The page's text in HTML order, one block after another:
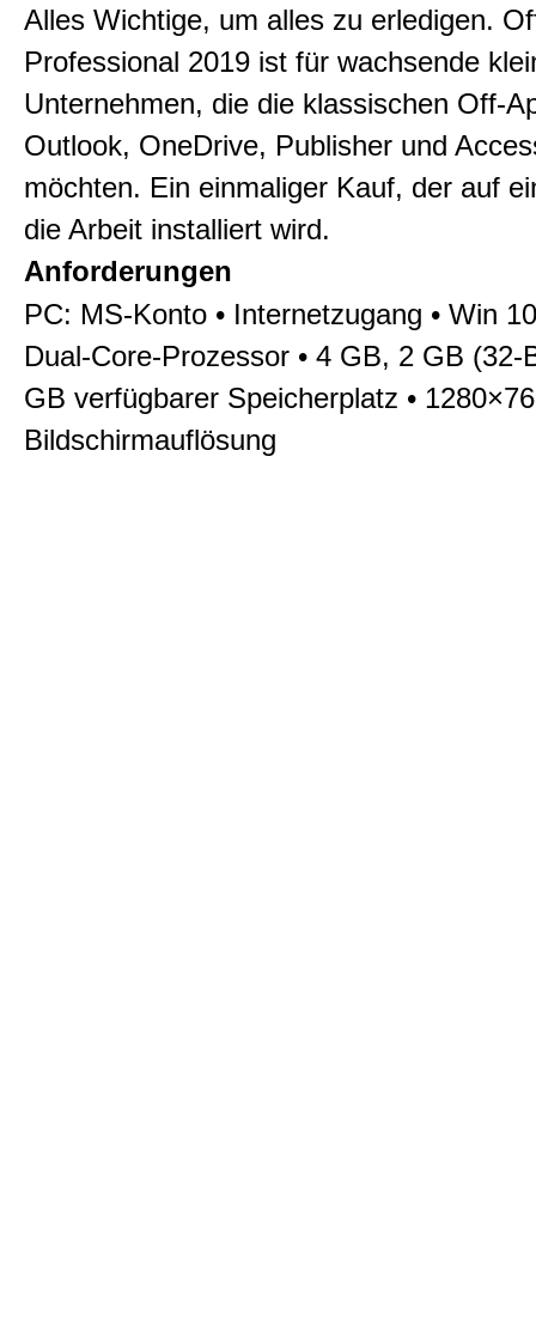
Alles Wichtige, um alles zu erledigen.
Professional 2019 ist für wachsende
Unternehmen, die die klassischen Off-
Outlook, OneDrive, Publisher und
möchten. Ein einmaliger Kauf, der auf
die Arbeit installiert wird.
Anforderungen
PC: MS-Konto • Internetzugang • Win
Dual-Core-Prozessor • 4 GB, 2 GB (32-
GB verfügbarer Speicherplatz •
Bildschirmauflösung